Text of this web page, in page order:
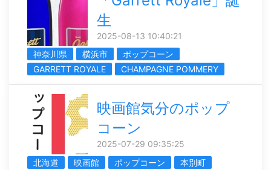
生
2025-08-13 10:40:21
神奈川県
横浜市
ポップコーン
GARRETT ROYALE
CHAMPAGNE POMMERY
映画館気分のポップ
コーン
2025-07-29 09:35:25
北海道
映画館 ポップコーン
本別町